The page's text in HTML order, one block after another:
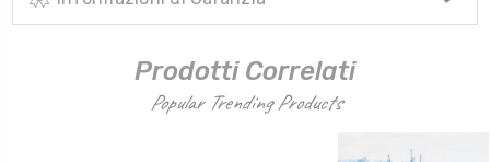
Prodotti Correlati
Popular Trending Products